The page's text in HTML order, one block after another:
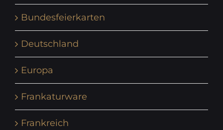
Bundesfeierkarten
Deutschland
Europa
Frankaturware
Frankreich